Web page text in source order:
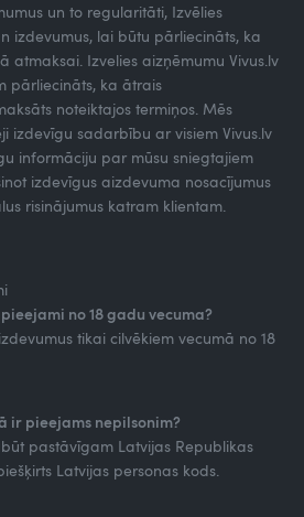
un to regularitāti, Izvēlies
izdevumus, lai būtu pārliecināts, ka
atmaksai. Izvelies aizņēmumu Vivus.lv
pārliecināts, ka ātrais
noteiktajos termiņos. Mēs
izdevīgu sadarbību ar visiem Vivus.lv
informāciju par mūsu sniegtajiem
izdevīgus aizdevuma nosacījumus
risinājumus katram klientam.
no 18 gadu vecuma?
tikai cilvēkiem vecumā no 18
ir pieejams nepilsonim?
pastāvīgam Latvijas Republikas
Latvijas personas kods.